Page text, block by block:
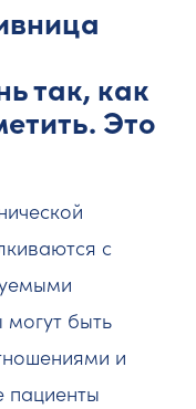
так, как
Это
с
быть
и
пациенты